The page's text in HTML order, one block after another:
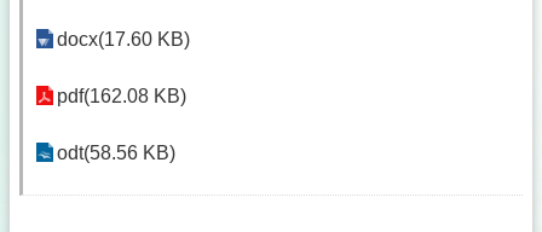
docx(17.60 KB)
pdf(162.08 KB)
odt(58.56 KB)